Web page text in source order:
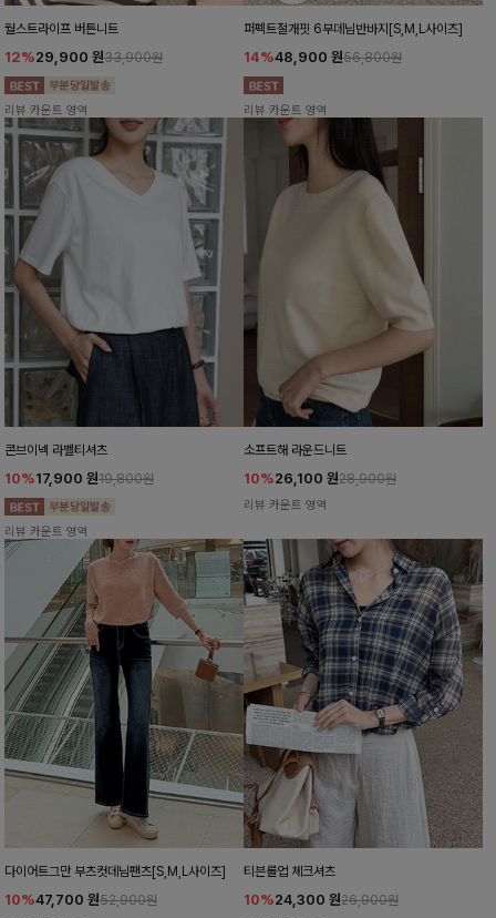
월스트라이프 버튼니트
12%29,900 원33,900원
리뷰 카운트 영역
퍼펙트절개핏 6부데님반바지[S,M,L사이즈]
14%48,900 원56,800원
리뷰 카운트 영역
콘브이넥 라벨티셔츠
10%17,900 원19,800원
리뷰 카운트 영역
소프트해 라운드니트
10%26,100 원28,900원
리뷰 카운트 영역
다이어트그만 부츠컷데님팬츠[S,M,L사이즈]
10%47,700 원52,900원
티븐롤업 체크셔츠
10%24,300 원26,900원